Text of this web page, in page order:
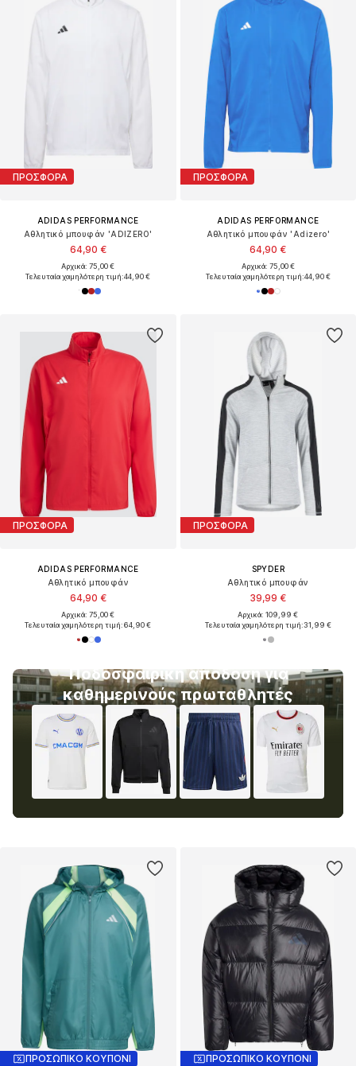
ΠΡΟΣΦΟΡΑ
ADIDAS PERFORMANCE
Αθλητικό μπουφάν 'ADIZERO'
64,90 €
Αρχικά: 75,00 €
Τελευταία χαμηλότερη τιμή:44,90 €
ΠΡΟΣΦΟΡΑ
ADIDAS PERFORMANCE
Αθλητικό μπουφάν 'Adizero'
64,90 €
Αρχικά: 75,00 €
Τελευταία χαμηλότερη τιμή:44,90 €
ΠΡΟΣΦΟΡΑ
ADIDAS PERFORMANCE
Αθλητικό μπουφάν
64,90 €
Αρχικά: 75,00 €
Τελευταία χαμηλότερη τιμή:64,90 €
ΠΡΟΣΦΟΡΑ
SPYDER
Αθλητικό μπουφάν
39,99 €
Αρχικά: 109,99 €
Τελευταία χαμηλότερη τιμή:31,99 €
Ποδοσφαιρική απόδοση για
καθημερινούς πρωταθλητές
ΠΡΟΣΩΠΙΚΟ ΚΟΥΠΟΝΙ ΠΡΟΣΩΠΙΚΟ ΚΟΥΠΟΝΙ